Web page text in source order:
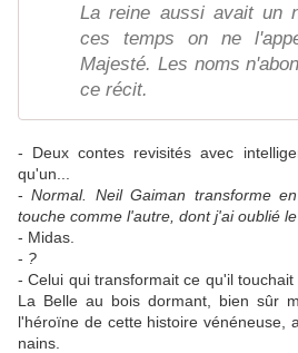
La reine aussi avait un
ces temps on ne
Majesté. Les noms
ce récit.
- Deux contes revisités avec
qu'un...
-Normal. Neil Gaiman transforme
touche comme l'autre, dont j'ai oublié
- Midas.
- ?
- Celui qui transformait ce qu'il touchait
La Belle au bois dormant, bien sûr
l'héroïne de cette histoire vénéneuse,
nains.